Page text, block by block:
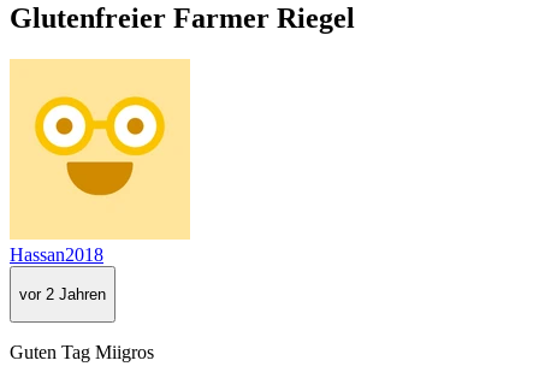
Glutenfreier Farmer Riegel
Hassan2018
vor 2 Jahren
Guten Tag Miigros